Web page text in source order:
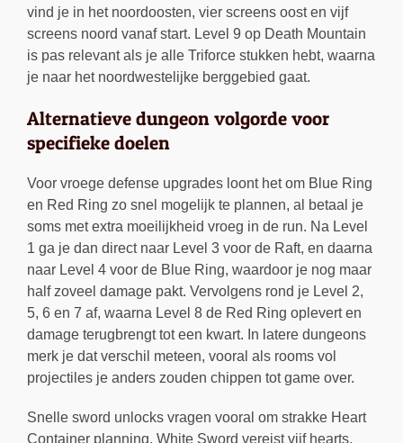
vind je in het noordoosten, vier screens oost en vijf
screens noord vanaf start. Level 9 op Death Mountain
is pas relevant als je alle Triforce stukken hebt, waarna
je naar het noordwestelijke berggebied gaat.
Alternatieve dungeon volgorde voor
specifieke doelen
Voor vroege defense upgrades loont het om Blue Ring
en Red Ring zo snel mogelijk te plannen, al betaal je
soms met extra moeilijkheid vroeg in de run. Na Level
1 ga je dan direct naar Level 3 voor de Raft, en daarna
naar Level 4 voor de Blue Ring, waardoor je nog maar
half zoveel damage pakt. Vervolgens rond je Level 2,
5, 6 en 7 af, waarna Level 8 de Red Ring oplevert en
damage terugbrengt tot een kwart. In latere dungeons
merk je dat verschil meteen, vooral als rooms vol
projectiles je anders zouden chippen tot game over.
Snelle sword unlocks vragen vooral om strakke Heart
Container planning. White Sword vereist vijf hearts,